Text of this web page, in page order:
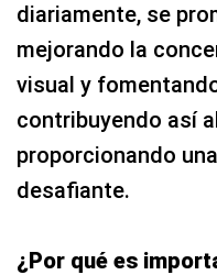
diariamente, se
mejorando la
visual y
contribuyendo así
proporcionando
desafiante.
¿Por qué es